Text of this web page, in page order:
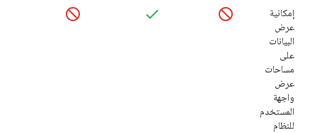
إمكانية
عرض
البيانات
على
مساحات
عرض
واجهة
المستخدم
للنظام